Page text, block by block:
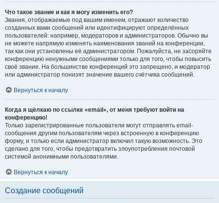
Что такое звание и как я могу изменить его?
Звания, отображаемые под вашим именем, отражают количество
созданных вами сообщений или идентифицируют определённых
пользователей: например, модераторов и администраторов. Обычно вы
не можете напрямую изменять наименования званий на конференции,
так как они установлены её администратором. Пожалуйста, не засоряйте
конференцию ненужными сообщениями только для того, чтобы повысить
своё звание. На большинстве конференций это запрещено, и модератор
или администратор понизят значение вашего счётчика сообщений.
Вернуться к началу
Когда я щёлкаю по ссылке «email», от меня требуют войти на
конференцию!
Только зарегистрированные пользователи могут отправлять email-
сообщения другим пользователям через встроенную в конференцию
форму, и только если администратор включил такую возможность. Это
сделано для того, чтобы предотвратить злоупотребления почтовой
системой анонимными пользователями.
Вернуться к началу
Создание сообщений